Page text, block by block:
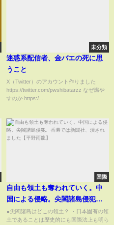
未分類
迷惑系配信者、金バエの死に思
うこと
X（Twitter）のアカウント作りました
https://twitter.com/pwshibatarzz なぜ燃や
すのか https:/...
国際
自由も領土も奪われていく。中
国による侵略。尖閣諸島侵犯、
香港では新聞社、潰されました
【平野雨龍】
●尖閣諸島はどこの領土？ ・日本固有の領
土であることは歴史的にも国際法上も明ら